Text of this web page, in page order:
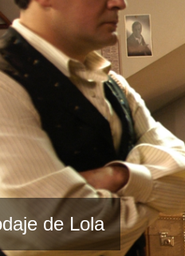
actores en Marbella